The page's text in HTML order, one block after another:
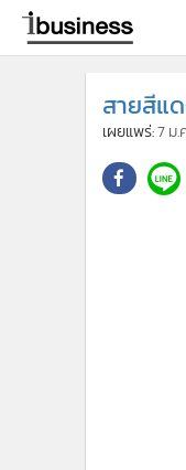
สายสีแ
เผยแพร่:7 ม.